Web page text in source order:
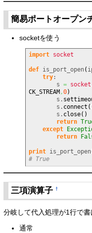
簡易ポートオープン
socketを使う
import socket
def is_port_open(
try:
        s
= socket
CK_STREAM ,0)
        s.
        s.
connect (
        s.
close( )
return
except
return
print is_port_open
# True
三項演算子†
分岐して代入処理が1行で書
通常